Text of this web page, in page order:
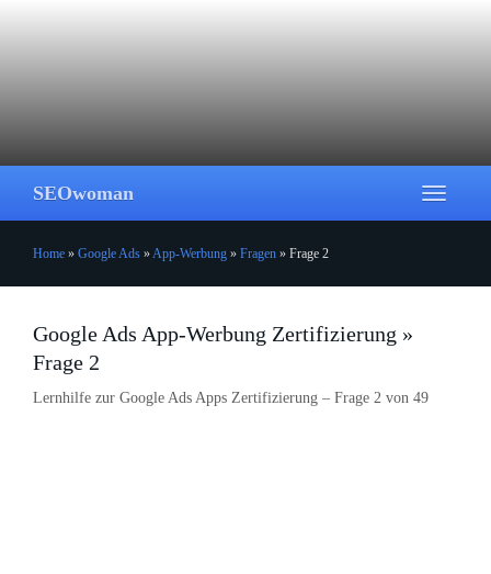
Toggle
SEOwoman
Home » Google Ads »App-Werbung » Fragen » Frage 2
Google Ads App-Werbung Zertifizierung »
Frage 2
Lernhilfe zur Google Ads Apps Zertifizierung – Frage 2 von 49